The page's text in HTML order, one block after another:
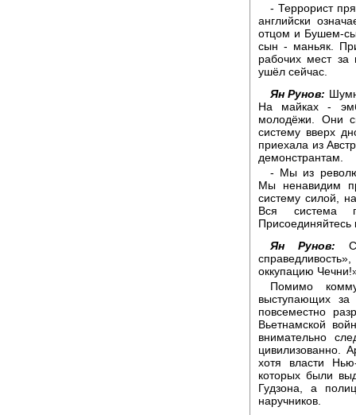
- Террорист
английски
отцом и Бушем-
сын - маньяк.
рабочих мест
ушёл сейчас.
Ян Рунов:
На майках -
молодёжи. Они
систему вверх
приехала из
демонстрантам.
- Мы из
Мы ненавидим
систему силой,
Вся система
Присоединяйтесь
Ян Рунов:
оккупацию
Помимо
выступающих за
повсеместно
Вьетнамской
внимательно
цивилизованно.
хотя власти
которых были
Гудзона, а
наручников.